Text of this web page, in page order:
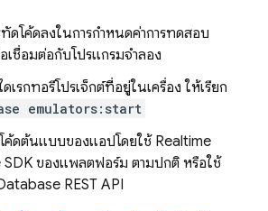
ดโค้ดลงในการกำหนดค่าการทดสอบ
เชื่อมต่อกับโปรแกรมจำลอง
เรกทอรีโปรเจ็กต์ที่อยู่ในเครื่อง ให้เรียก
emulators:start
โค้ดต้นแบบของแอปโดยใช้ Realtime
SDK ของแพลตฟอร์ม ตามปกติ หรือใช้
REST API